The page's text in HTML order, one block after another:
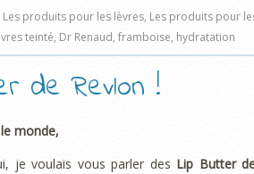
Les produits pour les lèvres, Les produits pour
teinté, Dr Renaud, framboise, hydratation
de Revlon !
monde,
je voulais vous parler des Lip Butter